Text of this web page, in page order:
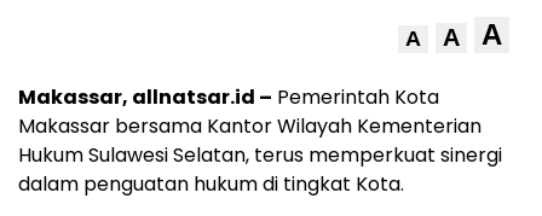
A A A
Makassar, allnatsar.id – Pemerintah Kota
Makassar bersama Kantor Wilayah Kementerian
Hukum Sulawesi Selatan, terus memperkuat sinergi
dalam penguatan hukum di tingkat Kota.